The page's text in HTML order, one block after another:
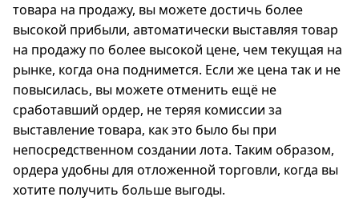
товара на продажу, вы можете достичь более
высокой прибыли, автоматически выставляя товар
на продажу по более высокой цене, чем текущая на
рынке, когда она поднимется. Если же цена так и не
повысилась, вы можете отменить ещё не
сработавший ордер, не теряя комиссии за
выставление товара, как это было бы при
непосредственном создании лота. Таким образом,
ордера удобны для отложенной торговли, когда вы
хотите получить больше выгоды.